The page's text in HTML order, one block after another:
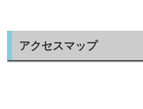
アクセスマップ